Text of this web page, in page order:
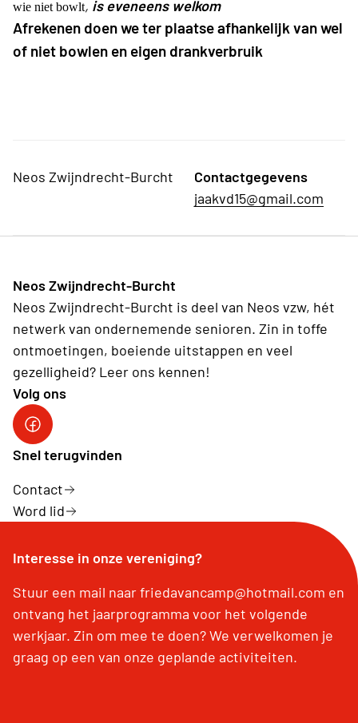
wie niet bowlt, is eveneens welkom
Afrekenen doen we ter plaatse afhankelijk van wel
of niet bowlen en eigen drankverbruik
Neos Zwijndrecht-Burcht
Contactgegevens
jaakvd15@gmail.com
Neos Zwijndrecht-Burcht
Neos Zwijndrecht-Burcht is deel van Neos vzw, hét
netwerk van ondernemende senioren. Zin in toffe
ontmoetingen, boeiende uitstappen en veel
gezelligheid? Leer ons kennen!
Volg ons
facebook site
Snel terugvinden
Contact
Word lid
Interesse in onze vereniging?
Stuur een mail naar friedavancamp@hotmail.com en
ontvang het jaarprogramma voor het volgende
werkjaar. Zin om mee te doen? We verwelkomen je
graag op een van onze geplande activiteiten.